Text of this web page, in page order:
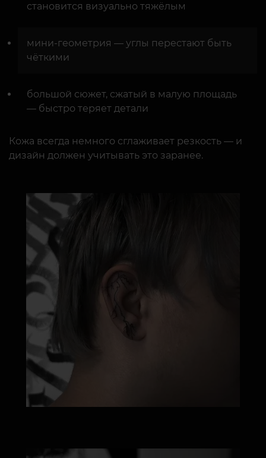
становится визуально тяжёлым
мини-геометрия — углы перестают быть
чёткими
большой сюжет, сжатый в малую площадь
— быстро теряет детали
Кожа всегда немного сглаживает резкость — и
дизайн должен учитывать это заранее.